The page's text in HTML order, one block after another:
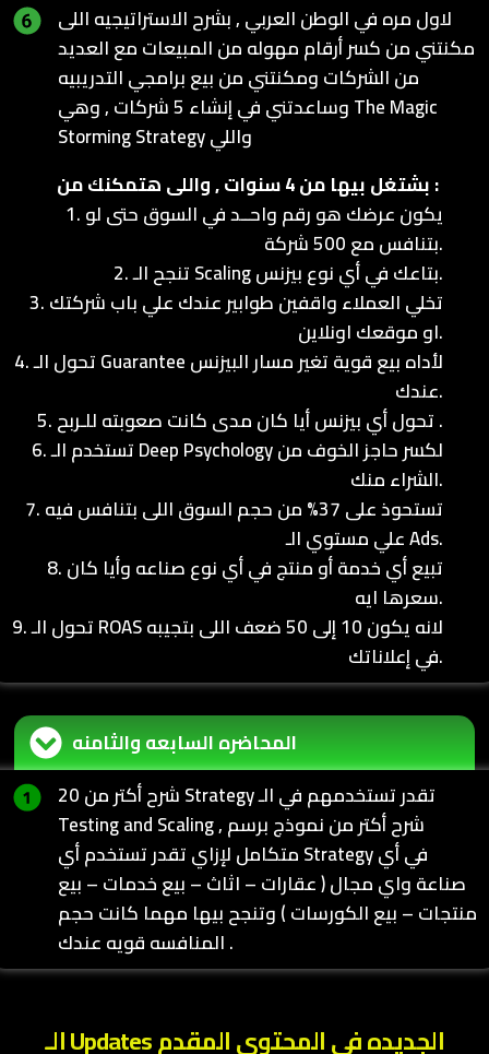
لاول مره في الوطن العربي , بشرح الاستراتيجيه اللى
مكنتني من كسر أرقام مهوله من المبيعات مع العديد
من الشركات ومكنتني من بيع برامجي التدريبيه
وساعدتني في إنشاء 5 شركات , وهي The Magic
Storming Strategy واللي
بشتغل بيها من 4 سنوات , واللى هتمكنك من :
1. يكون عرضك هو رقم واحــد في السوق حتى لو
بتنافس مع 500 شركة.
2. تنجح الـ Scaling بتاعك في أي نوع بيزنس.
3. تخلي العملاء واقفين طوابير عندك علي باب شركتك
او موقعك اونلاين.
4. تحول الـ Guarantee لأداه بيع قوية تغير مسار البيزنس
عندك.
5. تحول أي بيزنس أيا كان مدى كانت صعوبته للـربح .
6. تستخدم الـ Deep Psychology لكسر حاجز الخوف من
الشراء منك.
7. تستحوذ على 37% من حجم السوق اللى بتنافس فيه
علي مستوي الـ Ads.
8. تبيع أي خدمة أو منتج في أي نوع صناعه وأيا كان
سعرها ايه.
9. تحول الـ ROAS لانه يكون 10 إلى 50 ضعف اللى بتجيبه
في إعلاناتك.
المحاضره السابعه والثامنه
شرح أكتر من 20 Strategy تقدر تستخدمهم في الـ
Testing and Scaling , شرح أكتر من نموذج برسم
متكامل لإزاي تقدر تستخدم أي Strategy في أي
صناعة واي مجال ( عقارات – اثاث – بيع خدمات – بيع
منتجات – بيع الكورسات ) وتنجح بيها مهما كانت حجم
المنافسه قويه عندك .
الـ Updates الجديده في المحتوي المقدم